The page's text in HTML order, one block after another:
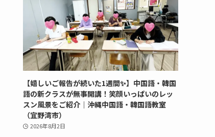
【嬉しいご報告が続いた1週間✨】中国語・韓国
語の新クラスが無事開講！笑顔いっぱいのレッ
スン風景をご紹介｜沖縄中国語・韓国語教室
（宜野湾市）
2026年8月2日